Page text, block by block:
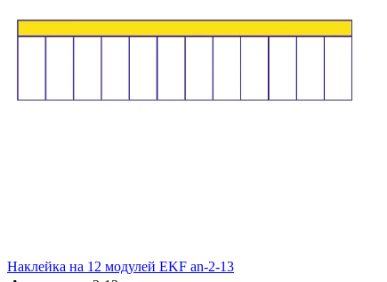
Наклейка на 12 модулей EKF an-2-13